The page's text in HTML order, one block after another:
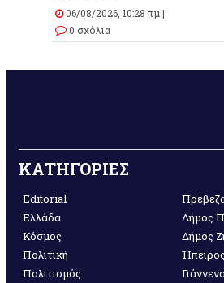
06/08/2026, 10:28 πμ |
0 σχόλια
ΚΑΤΗΓΟΡΙΕΣ
Editorial
Ελλάδα
Κόσμος
Πολιτική
Πολιτισμός
Δήμος
Δήμος
Ήπειρος